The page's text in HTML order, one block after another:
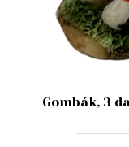
Gombák, 3